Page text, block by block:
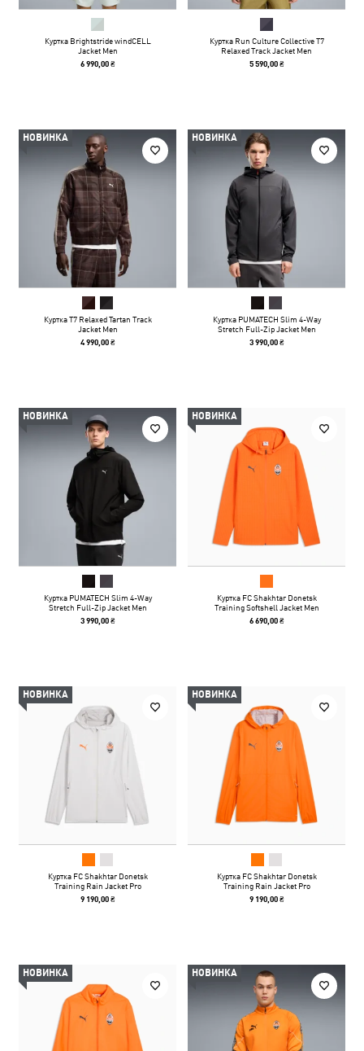
Куртка Brightstride windCELL
Jacket Men
6 990,00 ₴
Куртка Run Culture Collective T7
Relaxed Track Jacket Men
5 590,00 ₴
НОВИНКА
Куртка T7 Relaxed Tartan Track
Jacket Men
4 990,00 ₴
НОВИНКА
Куртка PUMATECH Slim 4-Way
Stretch Full-Zip Jacket Men
3 990,00 ₴
НОВИНКА
Куртка PUMATECH Slim 4-Way
Stretch Full-Zip Jacket Men
3 990,00 ₴
НОВИНКА
Куртка FC Shakhtar Donetsk
Training Softshell Jacket Men
6 690,00 ₴
НОВИНКА
Куртка FC Shakhtar Donetsk
Training Rain Jacket Pro
9 190,00 ₴
НОВИНКА
Куртка FC Shakhtar Donetsk
Training Rain Jacket Pro
9 190,00 ₴
НОВИНКА НОВИНКА